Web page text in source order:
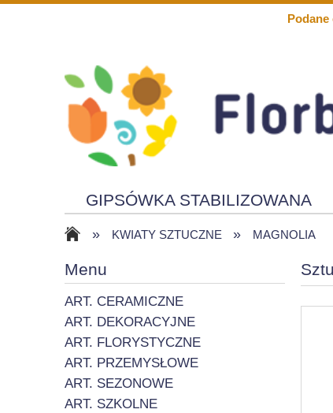
Podane
GIPSÓWKA STABILIZOWANA
KWIATY PIANKOWE
» KWIATY SZTUCZNE » MAGNOLIA
Menu
ART. CERAMICZNE
ART. DEKORACYJNE
ART. FLORYSTYCZNE
ART. PRZEMYSŁOWE
ART. SEZONOWE
ART. SZKOLNE